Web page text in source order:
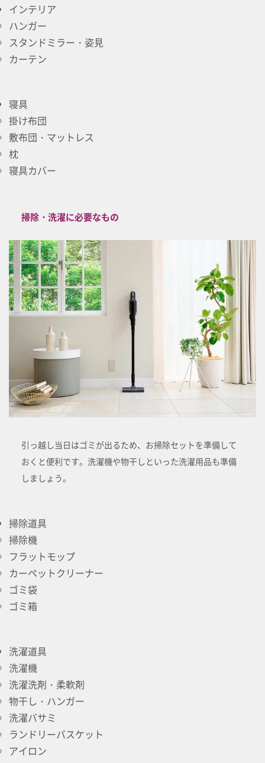
インテリア
ハンガー
スタンドミラー・姿見
カーテン
寝具
掛け布団
敷布団・マットレス
枕
寝具カバー
掃除・洗濯に必要なもの
引っ越し当日はゴミが出るため、お掃除セットを準備して
おくと便利です。洗濯機や物干しといった洗濯用品も準備
しましょう。
掃除道具
掃除機
フラットモップ
カーペットクリーナー
ゴミ袋
ゴミ箱
洗濯道具
洗濯機
洗濯洗剤・柔軟剤
物干し・ハンガー
洗濯バサミ
ランドリーバスケット
アイロン